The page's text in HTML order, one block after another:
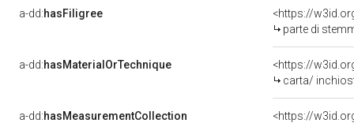
a-dd:hasFiligree
<https://
parte di
a-dd:hasMaterialOrTechnique
<https://
carta/
a-dd:hasMeasurementCollection
<https://